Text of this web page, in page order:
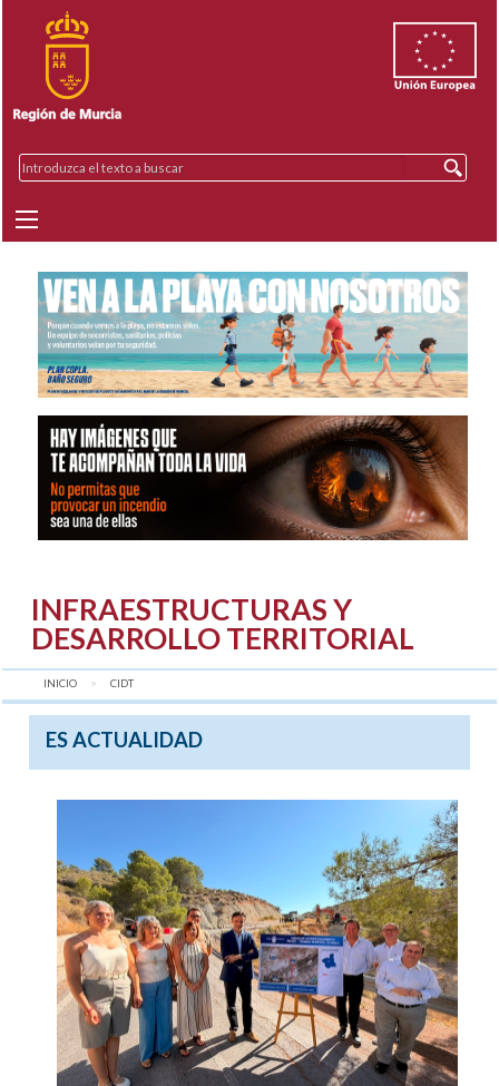
INFRAESTRUCTURAS Y
DESARROLLO TERRITORIAL
INICIO AQUÍ:
CIDT
ES ACTUALIDAD